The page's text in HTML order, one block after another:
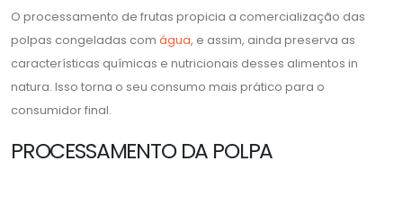
O processamento de frutas propicia a comercialização das
polpas congeladas com água, e assim, ainda preserva as
características químicas e nutricionais desses alimentos in
natura. Isso torna o seu consumo mais prático para o
consumidor final.
PROCESSAMENTO DA POLPA